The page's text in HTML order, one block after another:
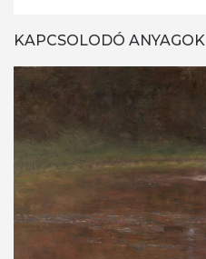
KAPCSOLODÓ ANYAGOK